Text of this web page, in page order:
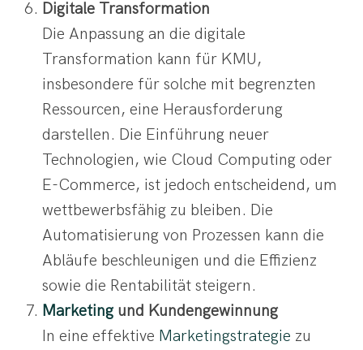
Digitale Transformation
Die Anpassung an die digitale
Transformation kann für KMU,
insbesondere für solche mit begrenzten
Ressourcen, eine Herausforderung
darstellen. Die Einführung neuer
Technologien, wie Cloud Computing oder
E-Commerce, ist jedoch entscheidend, um
wettbewerbsfähig zu bleiben. Die
Automatisierung von Prozessen kann die
Abläufe beschleunigen und die Effizienz
sowie die Rentabilität steigern.
Marketingund Kundengewinnung
In eine effektive Marketingstrategie zu